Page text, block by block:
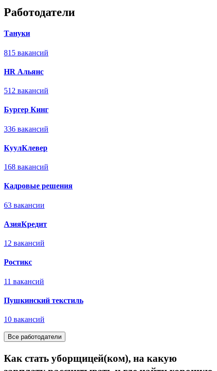
Работодатели
Тануки
815 вакансий
HR Альянс
512 вакансий
Бургер Кинг
336 вакансий
КуулКлевер
168 вакансий
Кадровые решения
63 вакансии
АзияКредит
12 вакансий
Ростикc
11 вакансий
Пушкинский текстиль
10 вакансий
Все работодатели
Как стать уборщицей(ком), на какую